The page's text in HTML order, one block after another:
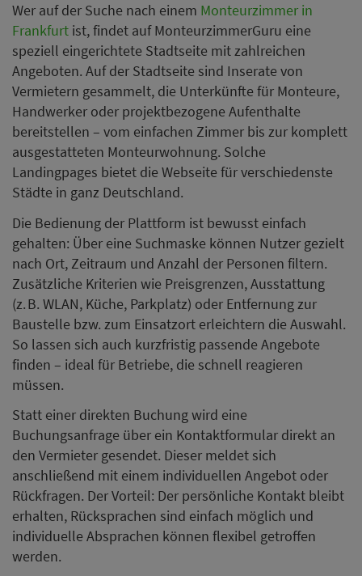
Wer auf der Suche nach einem Monteurzimmer in
Frankfurt ist, findet auf MonteurzimmerGuru eine
speziell eingerichtete Stadtseite mit zahlreichen
Angeboten. Auf der Stadtseite sind Inserate von
Vermietern gesammelt, die Unterkünfte für Monteure,
Handwerker oder projektbezogene Aufenthalte
bereitstellen – vom einfachen Zimmer bis zur komplett
ausgestatteten Monteurwohnung. Solche
Landingpages bietet die Webseite für verschiedenste
Städte in ganz Deutschland.
Die Bedienung der Plattform ist bewusst einfach
gehalten: Über eine Suchmaske können Nutzer gezielt
nach Ort, Zeitraum und Anzahl der Personen filtern.
Zusätzliche Kriterien wie Preisgrenzen, Ausstattung
(z. B. WLAN, Küche, Parkplatz) oder Entfernung zur
Baustelle bzw. zum Einsatzort erleichtern die Auswahl.
So lassen sich auch kurzfristig passende Angebote
finden – ideal für Betriebe, die schnell reagieren
müssen.
Statt einer direkten Buchung wird eine
Buchungsanfrage über ein Kontaktformular direkt an
den Vermieter gesendet. Dieser meldet sich
anschließend mit einem individuellen Angebot oder
Rückfragen. Der Vorteil: Der persönliche Kontakt bleibt
erhalten, Rücksprachen sind einfach möglich und
individuelle Absprachen können flexibel getroffen
werden.